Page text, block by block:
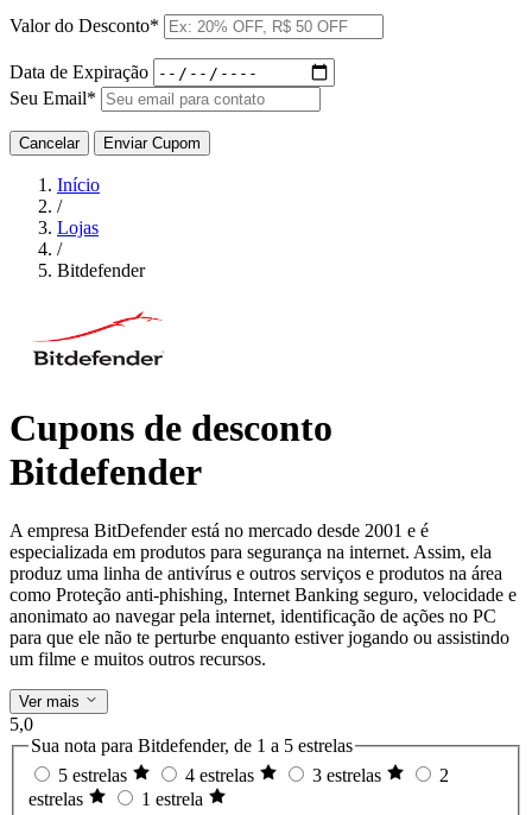
Valor do Desconto*
Data de Expiração
Seu Email*
Cancelar Enviar Cupom
Início
/
Lojas
/
Bitdefender
Cupons de desconto
Bitdefender
A empresa BitDefender está no mercado desde 2001 e é
especializada em produtos para segurança na internet. Assim, ela
produz uma linha de antivírus e outros serviços e produtos na área
como Proteção anti-phishing, Internet Banking seguro, velocidade e
anonimato ao navegar pela internet, identificação de ações no PC
para que ele não te perturbe enquanto estiver jogando ou assistindo
um filme e muitos outros recursos.
Ver mais
5,0
Sua nota para Bitdefender, de 1 a 5 estrelas
5 estrelas
4 estrelas 3 estrelas
2
estrelas
1 estrela